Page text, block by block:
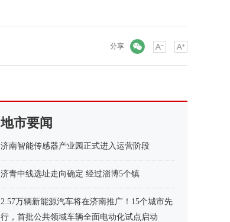
分享
地市要闻
济南智能传感器产业园正式进入运营阶段
济青中线选址走向确定 经过淄博5个镇
2.57万辆新能源汽车将在济南推广！15个城市先
行，首批公共领域车辆全面电动化试点启动